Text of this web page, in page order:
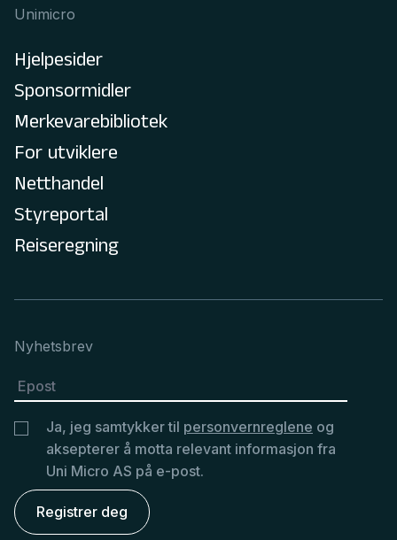
Unimicro
Hjelpesider
Sponsormidler
Merkevarebibliotek
For utviklere
Netthandel
Styreportal
Reiseregning
Nyhetsbrev
Ja, jeg samtykker til personvernreglene og
aksepterer å motta relevant informasjon fra
Uni Micro AS på e-post.